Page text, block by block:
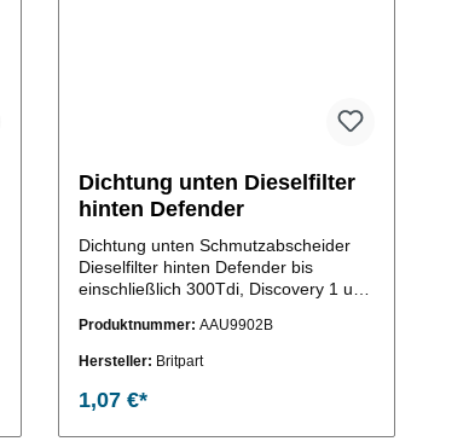
Dichtung unten Dieselfilter
hinten Defender
Dichtung unten Schmutzabscheider
Dieselfilter hinten Defender bis
einschließlich 300Tdi, Discovery 1 und
Nr.: AAU9902 )
Produktnummer: AAU9902B
Hersteller: Britpart
1,07 €*